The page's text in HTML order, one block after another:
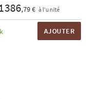
,79 € à l'unité
AJOUTER